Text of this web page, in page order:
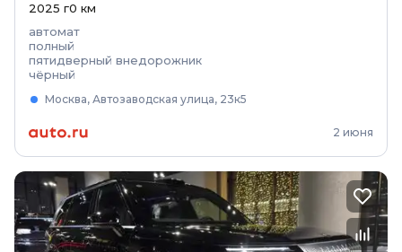
2025 г0 км
автомат
полный
пятидверный внедорожник
чёрный
Москва, Автозаводская улица, 23к5
2 июня